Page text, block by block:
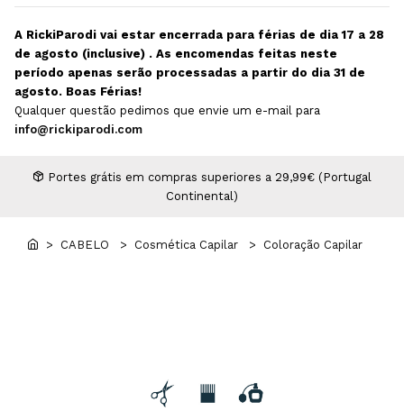
Cosmética Capilar
Equipamentos Elétricos
Escovas e Pente
Extensões
MAN WORLD - Espaço Homem
Professional Wear
Depilação
Descartáveis Estética
Diversos Estética
Equipamentos Depilação
Maquilhagem Profissional
A RickiParodi vai estar encerrada para férias de dia 17 a 28
de agosto (inclusive) . As encomendas feitas neste
período apenas serão processadas a partir do dia 31 de
agosto. Boas Férias!
Qualquer questão pedimos que envie um e-mail para
info@rickiparodi.com
Portes grátis em compras superiores a 29,99€ (Portugal
Continental)
> CABELO > Cosmética Capilar > Coloração Capilar